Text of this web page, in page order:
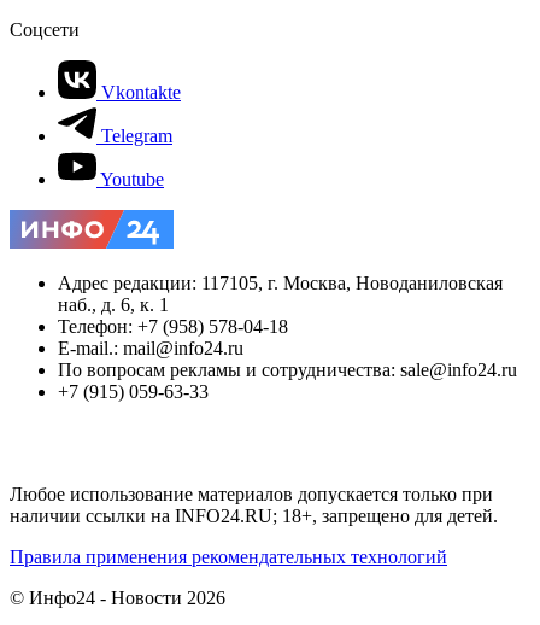
Соцсети
Vkontakte
Telegram
Youtube
Адрес редакции: 117105, г. Москва, Новоданиловская
наб., д. 6, к. 1
Телефон: +7 (958) 578-04-18
E-mail.: mail@info24.ru
По вопросам рекламы и сотрудничества: sale@info24.ru
+7 (915) 059-63-33
Любое использование материалов допускается только при
наличии ссылки на INFO24.RU; 18+, запрещено для детей.
Правила применения рекомендательных технологий
© Инфо24 - Новости 2026